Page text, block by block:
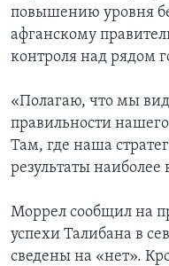
повышению уровня
афганскому
контроля над рядом
«Полагаю, что мы
правильности
Там, где наша
результаты
Моррел сообщил на
успехи Талибана в
сведены на «нет».